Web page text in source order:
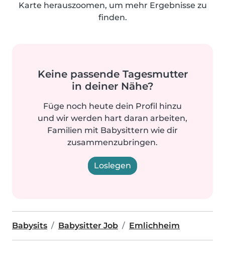
Karte herauszoomen, um mehr Ergebnisse zu
finden.
Keine passende Tagesmutter
in deiner Nähe?
Füge noch heute dein Profil hinzu
und wir werden hart daran arbeiten,
Familien mit Babysittern wie dir
zusammenzubringen.
Loslegen
Babysits Babysitter Job Emlichheim